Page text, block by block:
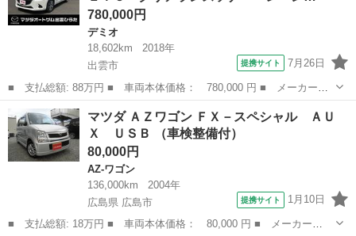
780,000円
デミオ
18,602km
2018年
出雲市
提携サイト 7月26日
■ 支払総額: 88万円 ■ 車両本体価格： 780,000 円 ■ メーカー
名： マツダ ■ 車種名： デミオ ■ グレード名： １３Ｃ ドラ
イブレコーダー ＥＴＣ クリアランスソナー レーンアシスト 衝
突被害軽減システ...
島根 出雲市 デミオ
マツダ ＡＺワゴン ＦＸ－スペシャル ＡＵ
Ｘ ＵＳＢ （車検整備付）
80,000円
AZ-ワゴン
136,000km
2004年
広島県 広島市
提携サイト 1月10日
■ 支払総額: 18万円 ■ 車両本体価格： 80,000 円 ■ メーカー